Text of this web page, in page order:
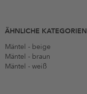
ÄHNLICHE KATEGORIEN
Mäntel - beige
Mäntel - braun
Mäntel - weiß